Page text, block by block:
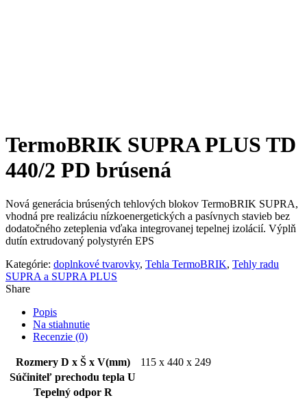
TermoBRIK SUPRA PLUS TD
440/2 PD brúsená
Nová generácia brúsených tehlových blokov TermoBRIK SUPRA,
vhodná pre realizáciu nízkoenergetických a pasívnych stavieb bez
dodatočného zeteplenia vďaka integrovanej tepelnej izolácií. Výplň
dutín extrudovaný polystyrén EPS
Kategórie: doplnkové tvarovky, Tehla TermoBRIK, Tehly radu
SUPRA a SUPRA PLUS
Share
Popis
Na stiahnutie
Recenzie (0)
Rozmery D x Š x V(mm)
115 x 440 x 249
Súčiniteľ prechodu tepla U
Tepelný odpor R